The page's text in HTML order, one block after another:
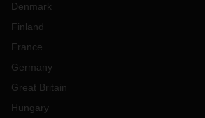
Denmark
Finland
France
Germany
Great Britain
Hungary